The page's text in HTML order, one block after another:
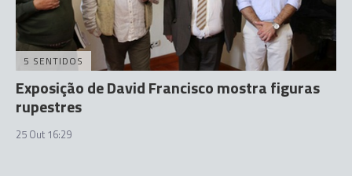
5 SENTIDOS
Exposição de David Francisco mostra figuras
rupestres
25 Out 16:29